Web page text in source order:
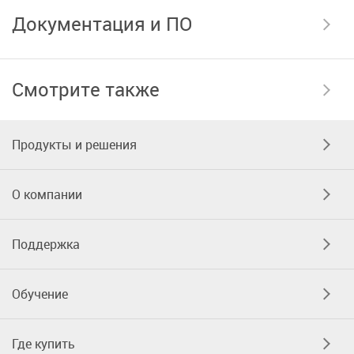
Документация и ПО
Смотрите также
Продукты и решения
О компании
Поддержка
Обучение
Где купить